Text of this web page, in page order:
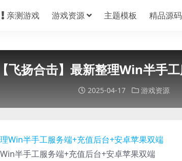
亲测游戏 游戏资源 主题模板 精品源码
飞扬合击】最新整理Win半手
2025-04-17 游戏资源
半手工服务端+充值后台+安卓苹果双端